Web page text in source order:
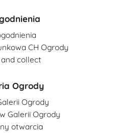
CH Ogrody
collect
Ogrody
Ogrody
Galerii Ogrody
otwarcia